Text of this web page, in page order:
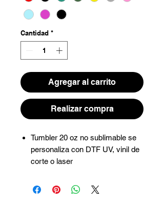
Cantidad *
Agregar al carrito
Realizar compra
Tumbler 20 oz no sublimable se
personaliza con DTF UV, vinil de
corte o laser
Precio final producto sublimado
con iva